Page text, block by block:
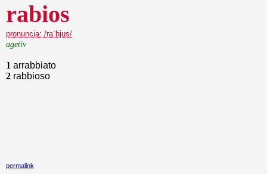
rabios
pronuncia: /raˈbjus/
agetiv
1 arrabbiato
2 rabbioso
permalink